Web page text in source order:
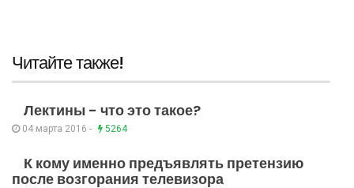
Читайте также!
Лектины - что это такое?
04 марта 2016 - 5264
К кому именно предъявлять претензию
после возгорания телевизора